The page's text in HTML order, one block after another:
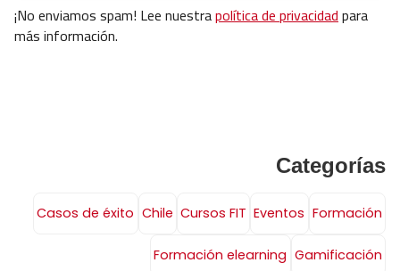
¡No enviamos spam! Lee nuestrapolítica de privacidadpara
más información.
Categorías
Casos de éxito Chile Cursos FIT Eventos Formación
Formación elearning Gamificación